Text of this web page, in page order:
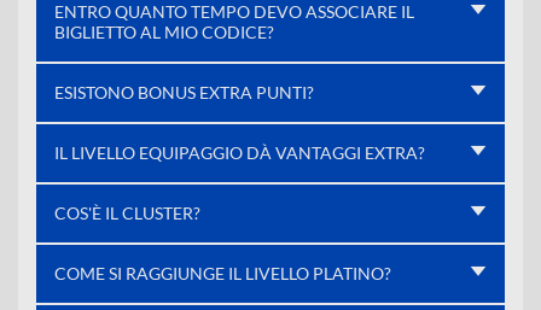
ENTRO QUANTO TEMPO DEVO ASSOCIARE IL
BIGLIETTO AL MIO CODICE?
ESISTONO BONUS EXTRA PUNTI?
IL LIVELLO EQUIPAGGIO DÀ VANTAGGI EXTRA?
COS'È IL CLUSTER?
COME SI RAGGIUNGE IL LIVELLO PLATINO?